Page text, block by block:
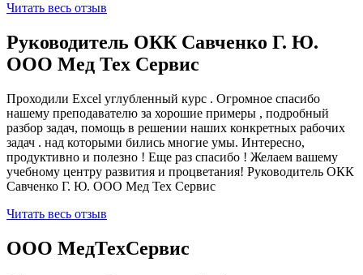
Читать весь отзыв
Руководитель ОКК Савченко Г. Ю.
ООО Мед Тех Сервис
Проходили Excel углубленный курс . Огромное спасибо
нашему преподавателю за хорошие примеры , подробный
разбор задач, помощь в решении наших конкретных рабочих
задач . над которыми бились многие умы. Интересно,
продуктивно и полезно ! Еще раз спасибо ! Желаем вашему
учебному центру развития и процветания! Руководитель ОКК
Савченко Г. Ю. ООО Мед Тех Сервис
Читать весь отзыв
ООО МедТехСервис